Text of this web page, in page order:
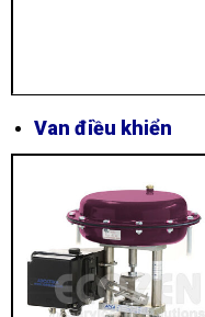
Van điều khiển